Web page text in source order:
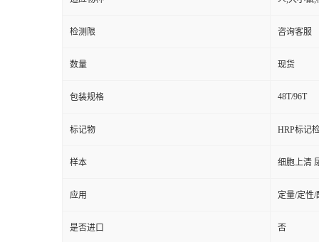
检测限 咨询客服
数量 现货
包装规格 48T/96T
标记物 HRP标记
样本 细胞上清
应用 定量/定性/
是否进口 否